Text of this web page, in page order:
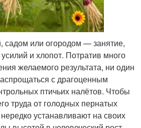
садом или огородом — занятие,
и хлопот. Потратив много
желаемого результата, ни один
с драгоценным
птичьих налётов. Чтобы
труда от голодных пернатых
устанавливают на своих